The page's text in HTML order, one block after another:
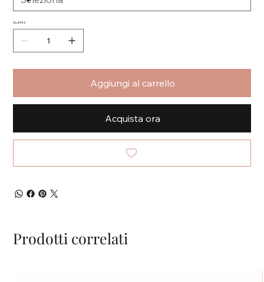
Quantità
Aggiungi al carrello
Acquista ora
Prodotti correlati